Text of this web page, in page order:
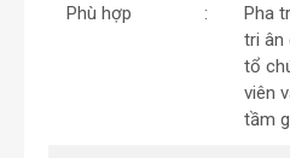
Phù hợp
Pha
tri ân
tổ
viên
tầm